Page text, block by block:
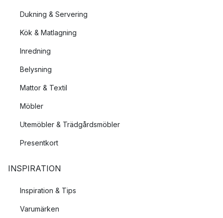
Dukning & Servering
Kök & Matlagning
Inredning
Belysning
Mattor & Textil
Möbler
Utemöbler & Trädgårdsmöbler
Presentkort
INSPIRATION
Inspiration & Tips
Varumärken